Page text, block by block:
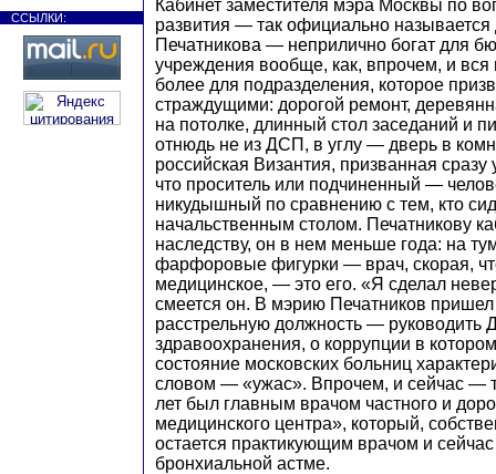
ССЫЛКИ:
Кабинет заместителя мэра Москвы по
развития — так официально
Печатникова — неприлично богат для
учреждения вообще, как, впрочем, и
более для подразделения, которое
страждущими: дорогой ремонт,
на потолке, длинный стол заседаний и
отнюдь не из ДСП, в углу — дверь в
российская Византия, призванная сразу
что проситель или подчиненный —
никудышный по сравнению с тем, кто
начальственным столом. Печатникову
наследству, он в нем меньше года: на
фарфоровые фигурки — врач, скорая,
медицинское, — это его. «Я сделал
смеется он. В мэрию Печатников
расстрельную должность — руководить
здравоохранения, о коррупции в
состояние московских больниц
словом — «ужас». Впрочем, и сейчас —
лет был главным врачом частного и
медицинского центра», который,
остается практикующим врачом и
бронхиальной астме.